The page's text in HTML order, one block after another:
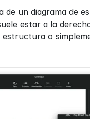
de un diagrama de
estar a la
estructura o